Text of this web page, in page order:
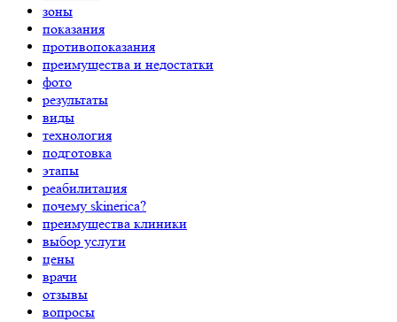
зоны
показания
противопоказания
преимущества и недостатки
фото
результаты
виды
технология
подготовка
этапы
реабилитация
почему skinerica?
преимущества клиники
выбор услуги
цены
врачи
отзывы
вопросы